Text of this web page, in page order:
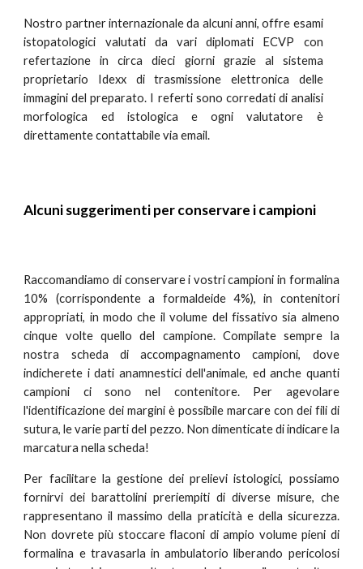
Nostro partner internazionale da alcuni anni, offre esami
istopatologici valutati da vari diplomati ECVP con
refertazione in circa dieci giorni grazie al sistema
proprietario Idexx di trasmissione elettronica delle
immagini del preparato. I referti sono corredati di analisi
morfologica ed istologica e ogni valutatore è
direttamente contattabile via email.
Alcuni suggerimenti per conservare i campioni
Raccomandiamo di conservare i vostri campioni in formalina
10% (corrispondente a formaldeide 4%), in contenitori
appropriati, in modo che il volume del fissativo sia almeno
cinque volte quello del campione. Compilate sempre la
nostra scheda di accompagnamento campioni, dove
indicherete i dati anamnestici dell'animale, ed anche quanti
campioni ci sono nel contenitore. Per agevolare
l'identificazione dei margini è possibile marcare con dei fili di
sutura, le varie parti del pezzo. Non dimenticate di indicare la
marcatura nella scheda!
Per facilitare la gestione dei prelievi istologici, possiamo
fornirvi dei barattolini preriempiti di diverse misure, che
rappresentano il massimo della praticità e della sicurezza.
Non dovrete più stoccare flaconi di ampio volume pieni di
formalina e travasarla in ambulatorio liberando pericolosi